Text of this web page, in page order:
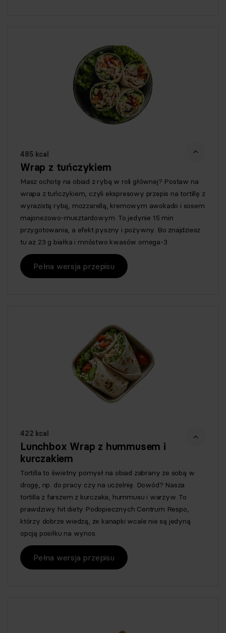
485 kcal
Wrap z tuńczykiem
Masz ochotę na obiad z rybą w roli głównej? Postaw na
wrapa z tuńczykiem, czyli ekspresowy przepis na tortillę z
wyrazistą rybą, mozzarellą, kremowym awokado i sosem
majonezowo-musztardowym. To jedynie 15 min
przygotowania, a efekt pyszny i pożywny. Bo znajdziesz
tu aż 23 g białka i mnóstwo kwasów omega-3.
Pełna wersja przepisu
422 kcal
Lunchbox Wrap z hummusem i
kurczakiem
Tortilla to świetny pomysł na obiad zabrany ze sobą w
drogę, np. do pracy czy na uczelnię. Dowód? Nasza
tortilla z farszem z kurczaka, hummusu i warzyw. To
prawdziwy hit diety Podopiecznych Centrum Respo,
którzy dobrze wiedzą, że kanapki wcale nie są jedyną
opcją posiłku na wynos.
Pełna wersja przepisu